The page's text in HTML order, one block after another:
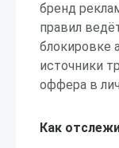
бренд
правил
блокировке
источники
оффера в
Как